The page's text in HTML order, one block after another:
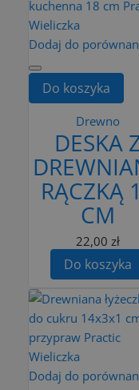
Dodaj do
Do koszyka
Drewno
DESKA
RĄCZKĄ
CM
22,00 zł
Do koszyka
Dodaj do